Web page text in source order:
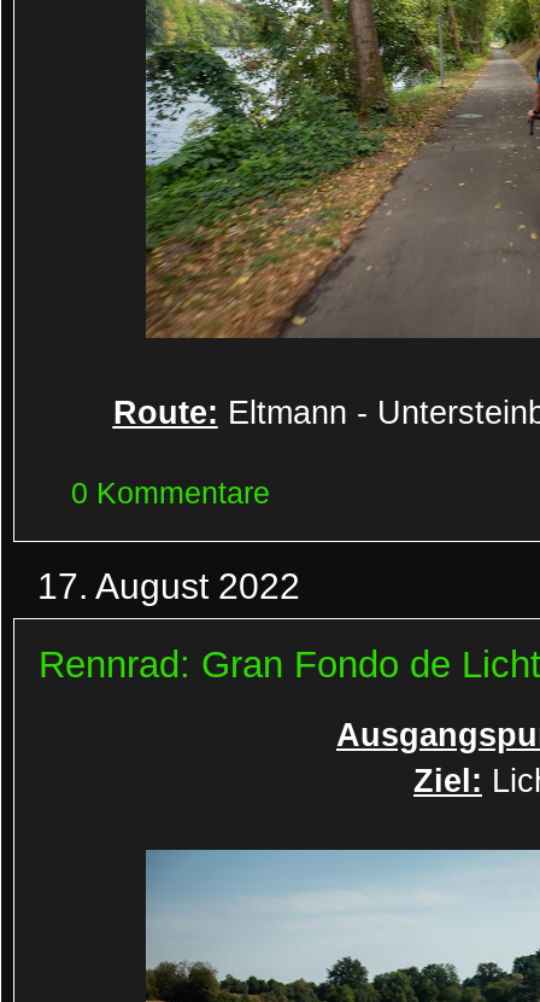
Route: Eltmann -
0 Kommentare
17. August 2022
Rennrad: Gran Fondo de
Ziel: